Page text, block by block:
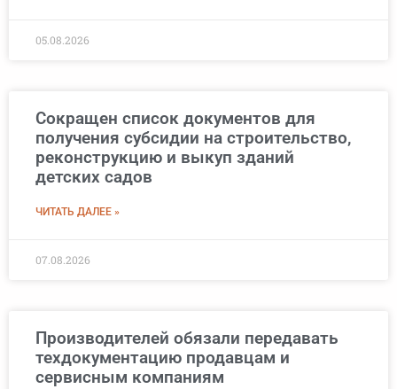
05.08.2026
Сокращен список документов для
получения субсидии на строительство,
реконструкцию и выкуп зданий
детских садов
ЧИТАТЬ ДАЛЕЕ »
07.08.2026
Производителей обязали передавать
техдокументацию продавцам и
сервисным компаниям